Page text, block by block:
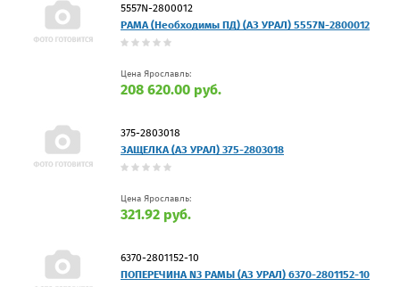
5557N-2800012
РАМА (Необходимы ПД) (АЗ УРАЛ) 5557N-2800012
Цена Ярославль:
208 620.00 руб.
375-2803018
ЗАЩЕЛКА (АЗ УРАЛ) 375-2803018
Цена Ярославль:
321.92 руб.
6370-2801152-10
ПОПЕРЕЧИНА N3 РАМЫ (АЗ УРАЛ) 6370-2801152-10